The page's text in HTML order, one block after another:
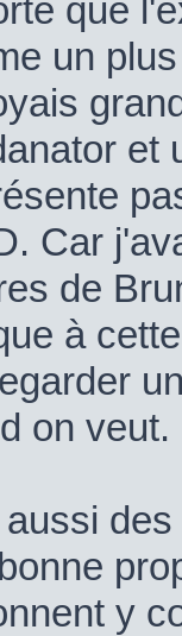
que
un
et
Car
de
à
on veut.
aussi
y